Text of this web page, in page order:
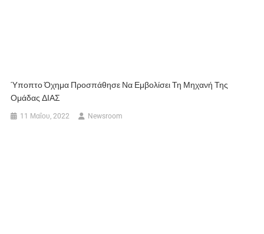
Ύποπτο Όχημα Προσπάθησε Να Εμβολίσει Τη Μηχανή Της
Ομάδας ΔΙΑΣ
11 Μαΐου, 2022 Newsroom